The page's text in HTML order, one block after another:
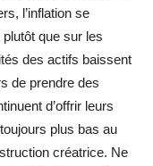
l’inflation se
que sur les
des actifs baissent
de prendre des
d’offrir leurs
plus bas au
créatrice. Ne